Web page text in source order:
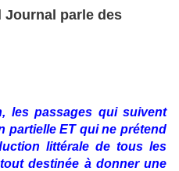
Journal parle des
les passages qui suivent
partielle ET qui ne prétend
littérale de tous les
destinée à donner une